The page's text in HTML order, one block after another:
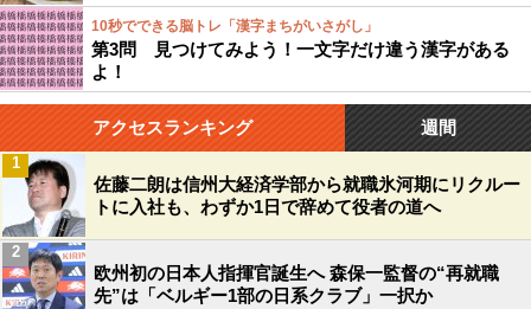
10秒でできる脳トレ「漢字まちがいさがし」
第3問 見つけてみよう！一文字だけ違う漢字がある
よ！
アクセスランキング 週間
佐藤二朗は信州大経済学部から就職氷河期にリクルー
トに入社も、わずか1日で辞めて役者の道へ
1
欧州初の日本人指揮官誕生へ 森保一監督の“再就職
先”は「ベルギー1部の日系クラブ」一択か
2